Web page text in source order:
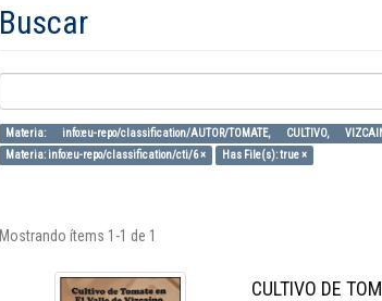
Buscar
Materia: info:eu-repo/classification/AUTOR/TOMATE, CULTIVO,
Materia: info:eu-repo/classification/cti/6 ×
Has File(s): true ×
Mostrando ítems 1-1 de 1
CULTIVO DE